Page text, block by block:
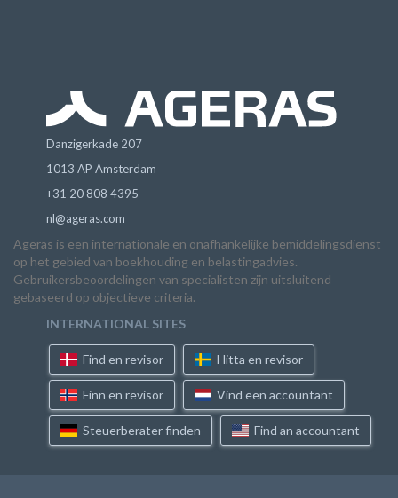
Danzigerkade 207
1013 AP Amsterdam
+31 20 808 4395
nl@ageras.com
Ageras is een internationale en onafhankelijke bemiddelingsdienst
op het gebied van boekhouding en belastingadvies.
Gebruikersbeoordelingen van specialisten zijn uitsluitend
gebaseerd op objectieve criteria.
INTERNATIONAL SITES
Find en revisor Hitta en revisor
Finn en revisor Vind een accountant
Steuerberater finden Find an accountant